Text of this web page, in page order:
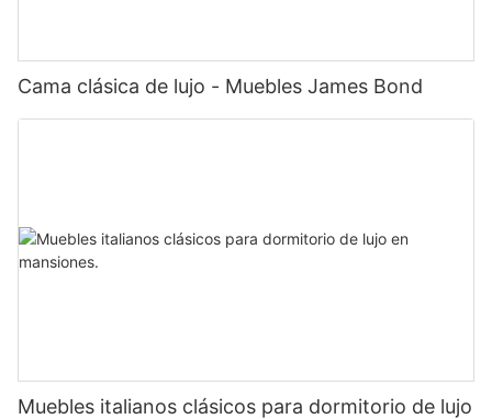
Cama clásica de lujo - Muebles James Bond
Muebles italianos clásicos para dormitorio de lujo